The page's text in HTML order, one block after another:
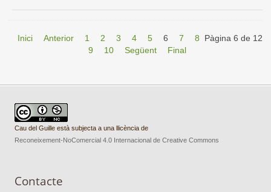
Pàgina 6 de 12
Inici Anterior 1 2 3 4 5 6 7
8
9
10 Següent Final
Cau del Guille està subjecta a una llicència de
Reconeixement-NoComercial 4.0 Internacional de Creative Commons
Contacte